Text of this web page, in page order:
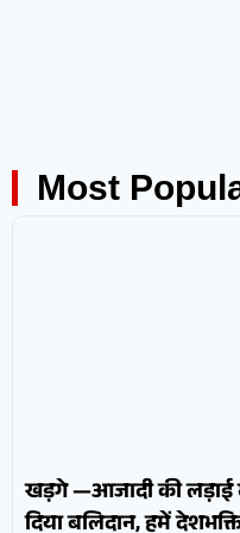
Most
खड़गे —आजादी की लड़ाई
दिया बलिदान, हमें